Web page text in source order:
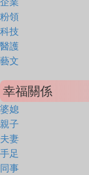
企業
粉領
科技
醫護
藝文
幸福關係
婆媳
親子
夫妻
手足
同事